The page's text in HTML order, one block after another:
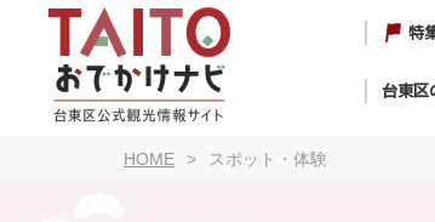
特
台東区
HOME スポット・体験